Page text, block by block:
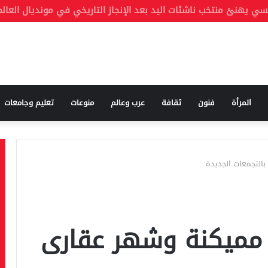
المرأة فنون ثقافة عرب وعالم منوعات تعليم وجامعات
الجديدة
مميكنة وشهر عقارى